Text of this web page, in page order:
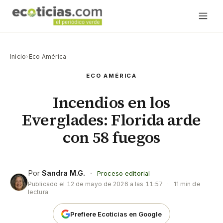
Inicio› Eco América
ECO AMÉRICA
Incendios en los
Everglades: Florida arde
con 58 fuegos
Por Sandra M.G. ·
Proceso editorial
Publicado el 12 de mayo de 2026 a las 11:57 ·
11 min de
lectura
Prefiere Ecoticias en Google